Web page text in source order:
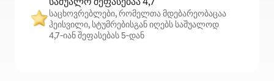
საცხოვრებლები, რომელთა მდებარეობაცაა
ჰეისვილი, სტუმრებისგან იღებს საშუალოდ
4,7‑იან შეფასებას 5‑დან